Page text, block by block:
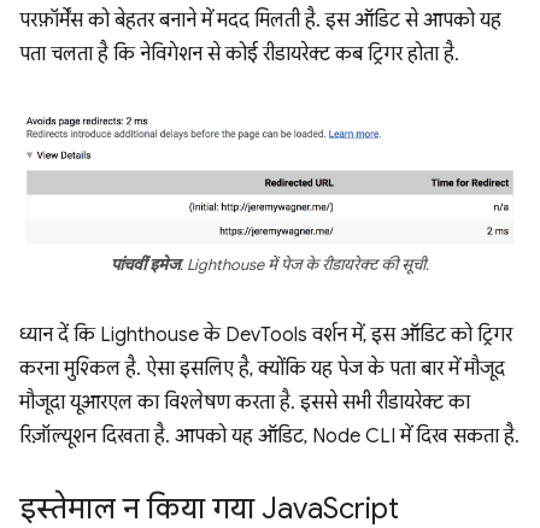
परफ़ॉर्मेंस को बेहतर बनाने में मदद मिलती है. इस ऑडिट से आपको यह
पता चलता है कि नेविगेशन से कोई रीडायरेक्ट कब ट्रिगर होता है.
पांचवीं इमेज. Lighthouse में पेज के रीडायरेक्ट की सूची.
ध्यान दें कि Lighthouse के DevTools वर्शन में, इस ऑडिट को ट्रिगर
करना मुश्किल है. ऐसा इसलिए है, क्योंकि यह पेज के पता बार में मौजूद
मौजूदा यूआरएल का विश्लेषण करता है. इससे सभी रीडायरेक्ट का
रिज़ॉल्यूशन दिखता है. आपको यह ऑडिट, Node CLI में दिख सकता है.
इस्तेमाल न किया गया JavaScript